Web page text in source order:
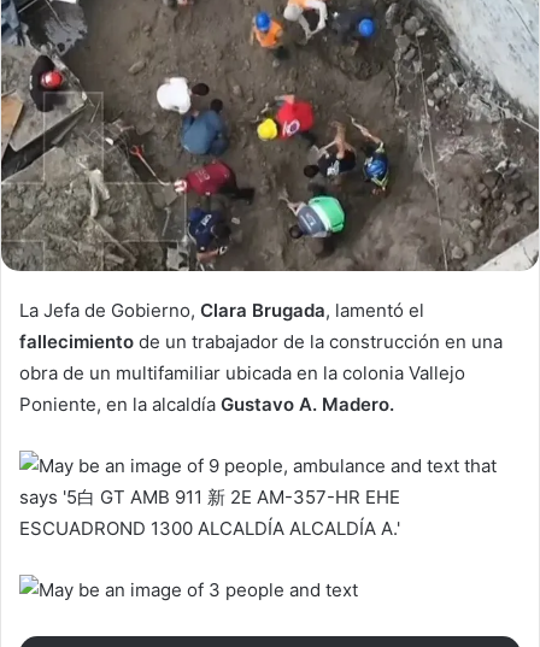
La Jefa de Gobierno, Clara Brugada, lamentó el
fallecimiento de un trabajador de la construcción en una
obra de un multifamiliar ubicada en la colonia Vallejo
Poniente, en la alcaldía Gustavo A. Madero.